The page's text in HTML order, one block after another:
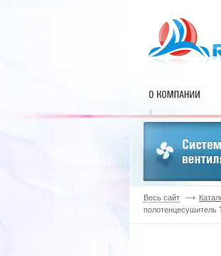
Весь сайт
полотенцесушитель